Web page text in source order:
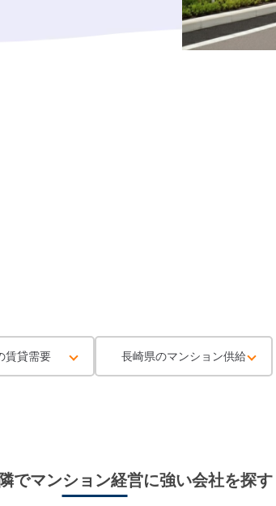
賃貸需要 長崎県のマンション供給
でマンション経営に強い会社を探す